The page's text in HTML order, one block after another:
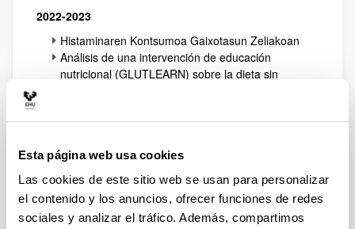
Esta página web usa cookies
Las cookies de este sitio web se usan para personalizar
el contenido y los anuncios, ofrecer funciones de redes
sociales y analizar el tráfico. Además, compartimos
2022-2023
Histaminaren Kontsumoa Gaixotasun Zeliakoan
Análisis de una intervención de educación
nutricional (GLUTLEARN) sobre la dieta sin
Búsqueda de nuevos biomarcadores para el
Caracterización físicoquímica, nutricional y
sensorial de panes sin gluten enriquecidos con
lino y bagazo de manzana
2021-2022